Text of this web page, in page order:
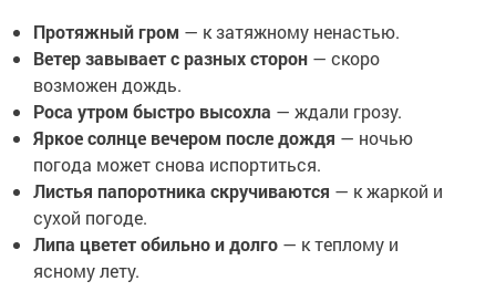
Протяжный гром — к затяжному ненастью.
Ветер завывает с разных сторон — скоро
возможен дождь.
Роса утром быстро высохла — ждали грозу.
Яркое солнце вечером после дождя — ночью
погода может снова испортиться.
Листья папоротника скручиваются — к жаркой и
сухой погоде.
Липа цветет обильно и долго — к теплому и
ясному лету.